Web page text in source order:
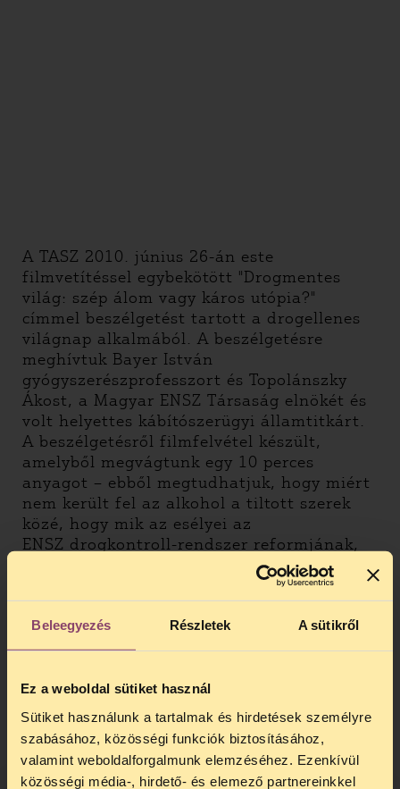
Beleegyezés Részletek A sütikről
Ez a weboldal sütiket használ
Sütiket használunk a tartalmak és hirdetések személyre
szabásához, közösségi funkciók biztosításához,
valamint weboldalforgalmunk elemzéséhez. Ezenkívül
közösségi média-, hirdető- és elemező partnereinkkel
A TASZ 2010. június 26-án este
filmvetítéssel egybekötött "Drogmentes
világ: szép álom vagy káros utópia?"
címmel beszélgetést tartott a drogellenes
világnap alkalmából. A beszélgetésre
meghívtuk Bayer István
gyógyszerészprofesszort és Topolánszky
Ákost, a Magyar ENSZ Társaság elnökét és
volt helyettes kábítószerügyi államtitkárt.
A beszélgetésről filmfelvétel készült,
amelyből megvágtunk egy 10 perces
anyagot – ebből megtudhatjuk, hogy miért
nem került fel az alkohol a tiltott szerek
közé, hogy mik az esélyei az
ENSZ drogkontroll-rendszer reformjának,
sőt, azt is, mi köze van Gábor Zsazsának